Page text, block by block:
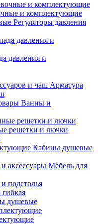
и комплектующие
Регуляторы давления
давления и
Арматура
Ванны и
решетки и лючки
Кабины душевые
Мебель для
подстолья
душевые